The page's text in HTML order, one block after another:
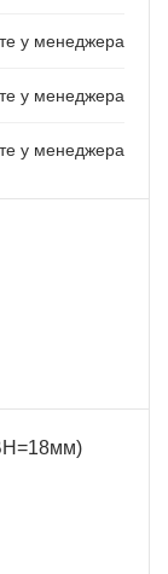
у менеджера
у менеджера
у менеджера